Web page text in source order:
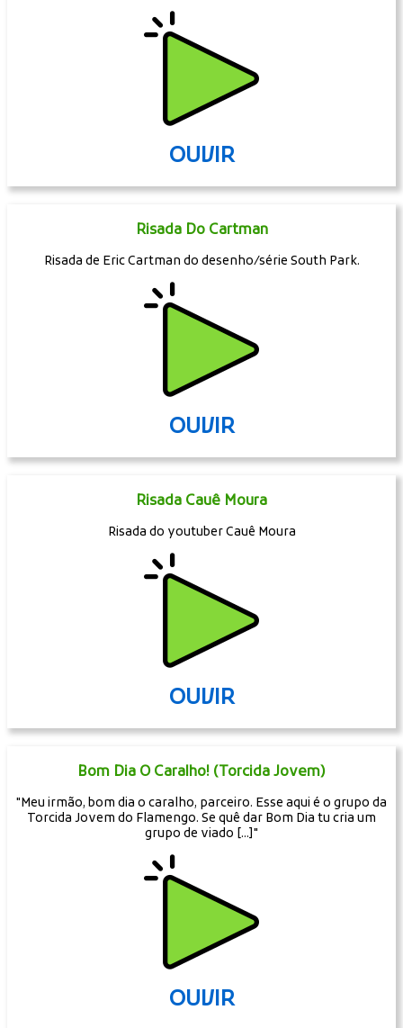
OUVIR
Risada Do Cartman
Risada de Eric Cartman do desenho/série South Park.
OUVIR
Risada Cauê Moura
Risada do youtuber Cauê Moura
OUVIR
Bom Dia O Caralho! (Torcida Jovem)
"Meu irmão, bom dia o caralho, parceiro. Esse aqui é o grupo da
Torcida Jovem do Flamengo. Se quê dar Bom Dia tu cria um
grupo de viado [...]"
OUVIR